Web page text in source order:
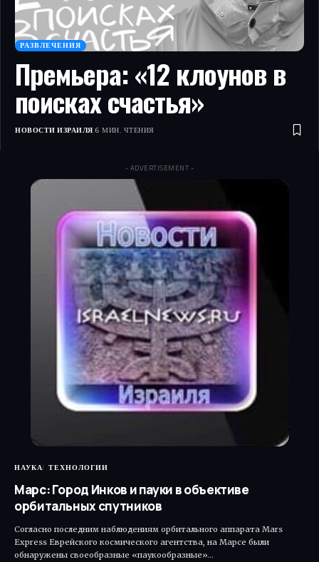
РАЗВЛЕЧЕНИЯ
Премьера: «12 клоунов в
поисках счастья»
НОВОСТИ ИЗРАИЛЯ 6 МИН. ЧТЕНИЯ
- ADVERTISEMENT -
НАУКА ТЕХНОЛОГИИ
Марс: Город Инков и пауки в объективе
орбитальных спутников
Согласно последним наблюдениям орбитального аппарата Mars
Express Еврейского космического агентства, на Марсе были
обнаружены своеобразные «паукообразные»…